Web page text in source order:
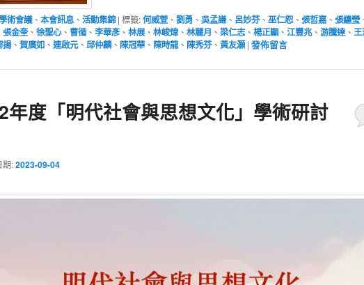
術會議、 本會訊息、 活動集錦 | 標籤:何威萱、 劉勇 、 吳孟謙、 呂妙芬、 巫仁恕、 張哲嘉、 張繼瑩
張金奎、 徐聖心、 曹循、 李華彥、 林展、 林峻煒、 林麗月 、 梁仁志、 楊正顯、 江豐兆、 游騰達、 王
揚、 賀廣如 、 連啟元、 邱仲麟、 陳冠華、 陳時龍、 陳秀芬、 黃友灝 | 發佈留言
年度「明代社會與思想文化」學術研討
期:2023-09-04